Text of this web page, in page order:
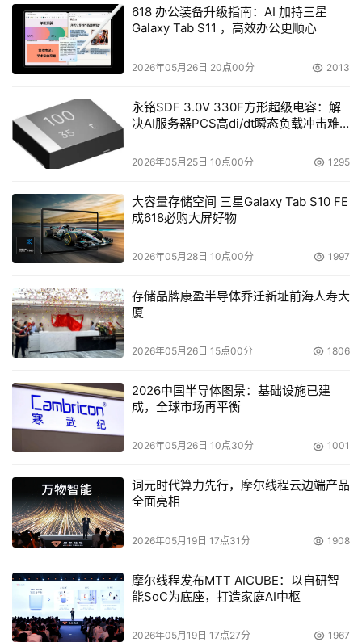
Ario数据网络公司上周发布一款同时支持SAS 和SATA
驱动器的4-Gbit/s RAID控制器 -- Sanario FS。同时，
该公司称，其OEM客户有望在今年年末将其推向市
场。Sanario FS将允许SAN系统厂商制造同时支持SAS
和SATA的阵列。
最重要的是，很明显SAS产品发展势头强劲。LSI的产品
SAS产品不断涌现。
由于现在SAS还是主要用于服务器，Steele表示他预期
SAS网络存储产品将在六个月后开始取代DAS产品。据
Taneja 集团的分析师Arun Taneja介绍，SAS将在网络存储
领域中扮演重要角色。
Taneja表示SAS将在网络存储领域赢得一席之地，并与
磁盘。虽然串行SCSI比并行SCSI要好，但Taneja并不认为
SAS会取代光线通道成为主存储的首选，也不认为SAS能比
SATA便宜成为二级存储的首选。
Taneja说：“SAS供应商制造出与SATA相同的接口是了不
起的，如果他们不这么做，SAS肯定会销声匿迹。我认为现
在只要是用SCSI的用户都将会采用SAS。但是光纤通道还
会拥有自己的一片天地，特别是价格下降后。”
本文来源于DOIT传媒，文章内容仅供参考，不构成投资建议。
618 办公装备升级指南：AI 加持三星
Galaxy Tab S11 ，高效办公更顺心
2026年05月26日 20点00分 2013
永铭SDF 3.0V 330F方形超级电容：解
决AI服务器PCS高di/dt瞬态负载冲击难
2026年05月25日 10点00分 1295
大容量存储空间 三星Galaxy Tab S10 FE
成618必购大屏好物
2026年05月28日 10点00分 1997
存储品牌康盈半导体乔迁新址前海人寿大
厦
2026年05月26日 15点00分 1806
2026中国半导体图景：基础设施已建
成，全球市场再平衡
2026年05月26日 10点30分 1001
词元时代算力先行，摩尔线程云边端产品
全面亮相
2026年05月19日 17点31分 1908
摩尔线程发布MTT AICUBE：以自研智
能SoC为底座，打造家庭AI中枢
2026年05月19日 17点27分 1967